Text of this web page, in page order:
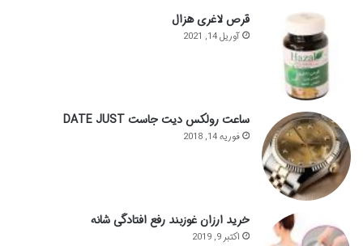
قرص لاغری هزال
آوریل 14, 2021
ساعت رولکس دیت جاست DATE JUST
فوریه 14, 2018
خرید ارزان غوزبند رفع افتادگی شانه
اکتبر 9, 2019